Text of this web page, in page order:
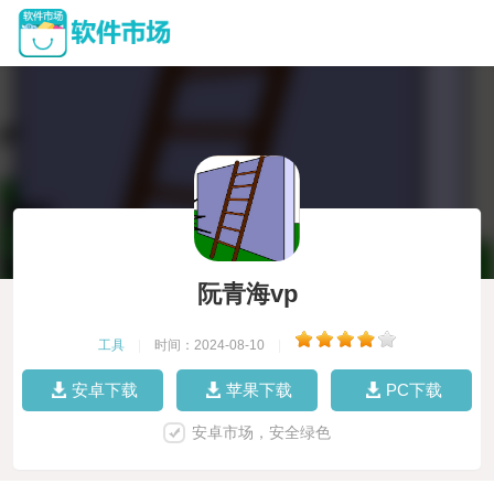
阮青海vp
工具 时间：2024-08-10
安卓下载 苹果下载 PC下载
安卓市场，安全绿色